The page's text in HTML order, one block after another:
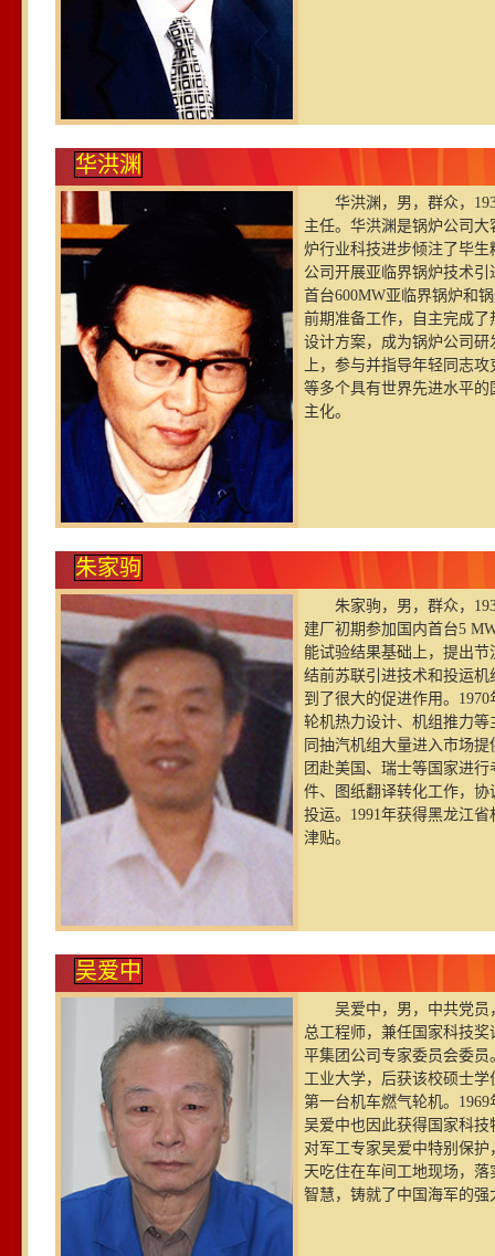
华洪渊
华洪渊，男，群众，
主任。华洪渊是锅炉公司
炉行业科技进步倾注了毕生
公司开展亚临界锅炉技术
首台600MW亚临界锅炉和
前期准备工作，自主完成
设计方案，成为锅炉公司
上，参与并指导年轻同志
等多个具有世界先进水平
主化。
朱家驹
朱家驹，男，群众，
建厂初期参加国内首台5
能试验结果基础上，提出
结前苏联引进技术和投运
到了很大的促进作用。
轮机热力设计、机组推力
同抽汽机组大量进入市场
团赴美国、瑞士等国家进
件、图纸翻译转化工作，
投运。1991年获得黑龙江
津贴。
吴爱中
吴爱中，男，中共党员
总工程师，兼任国家科技
平集团公司专家委员会委
工业大学，后获该校硕士
第一台机车燃气轮机。
吴爱中也因此获得国家科
对军工专家吴爱中特别保
天吃住在车间工地现场，
智慧，铸就了中国海军的